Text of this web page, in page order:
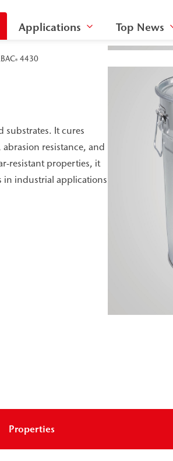
Applications Top News
®4430
substrates. It cures
resistance, and
resistant properties, it
in industrial applications
Properties